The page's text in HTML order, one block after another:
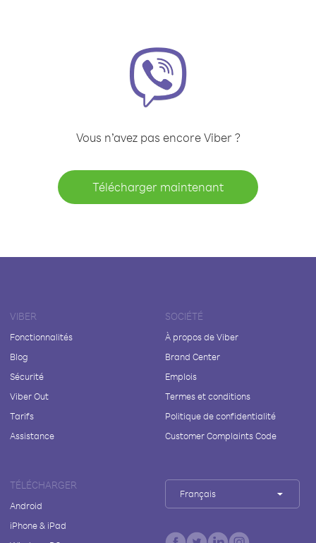
Vous n’avez pas encore Viber ?
Télécharger maintenant
VIBER
Fonctionnalités
Blog
Sécurité
Viber Out
Tarifs
Assistance
SOCIÉTÉ
À propos de Viber
Brand Center
Emplois
Termes et conditions
Politique de confidentialité
Customer Complaints Code
TÉLÉCHARGER
Android
iPhone & iPad
Français